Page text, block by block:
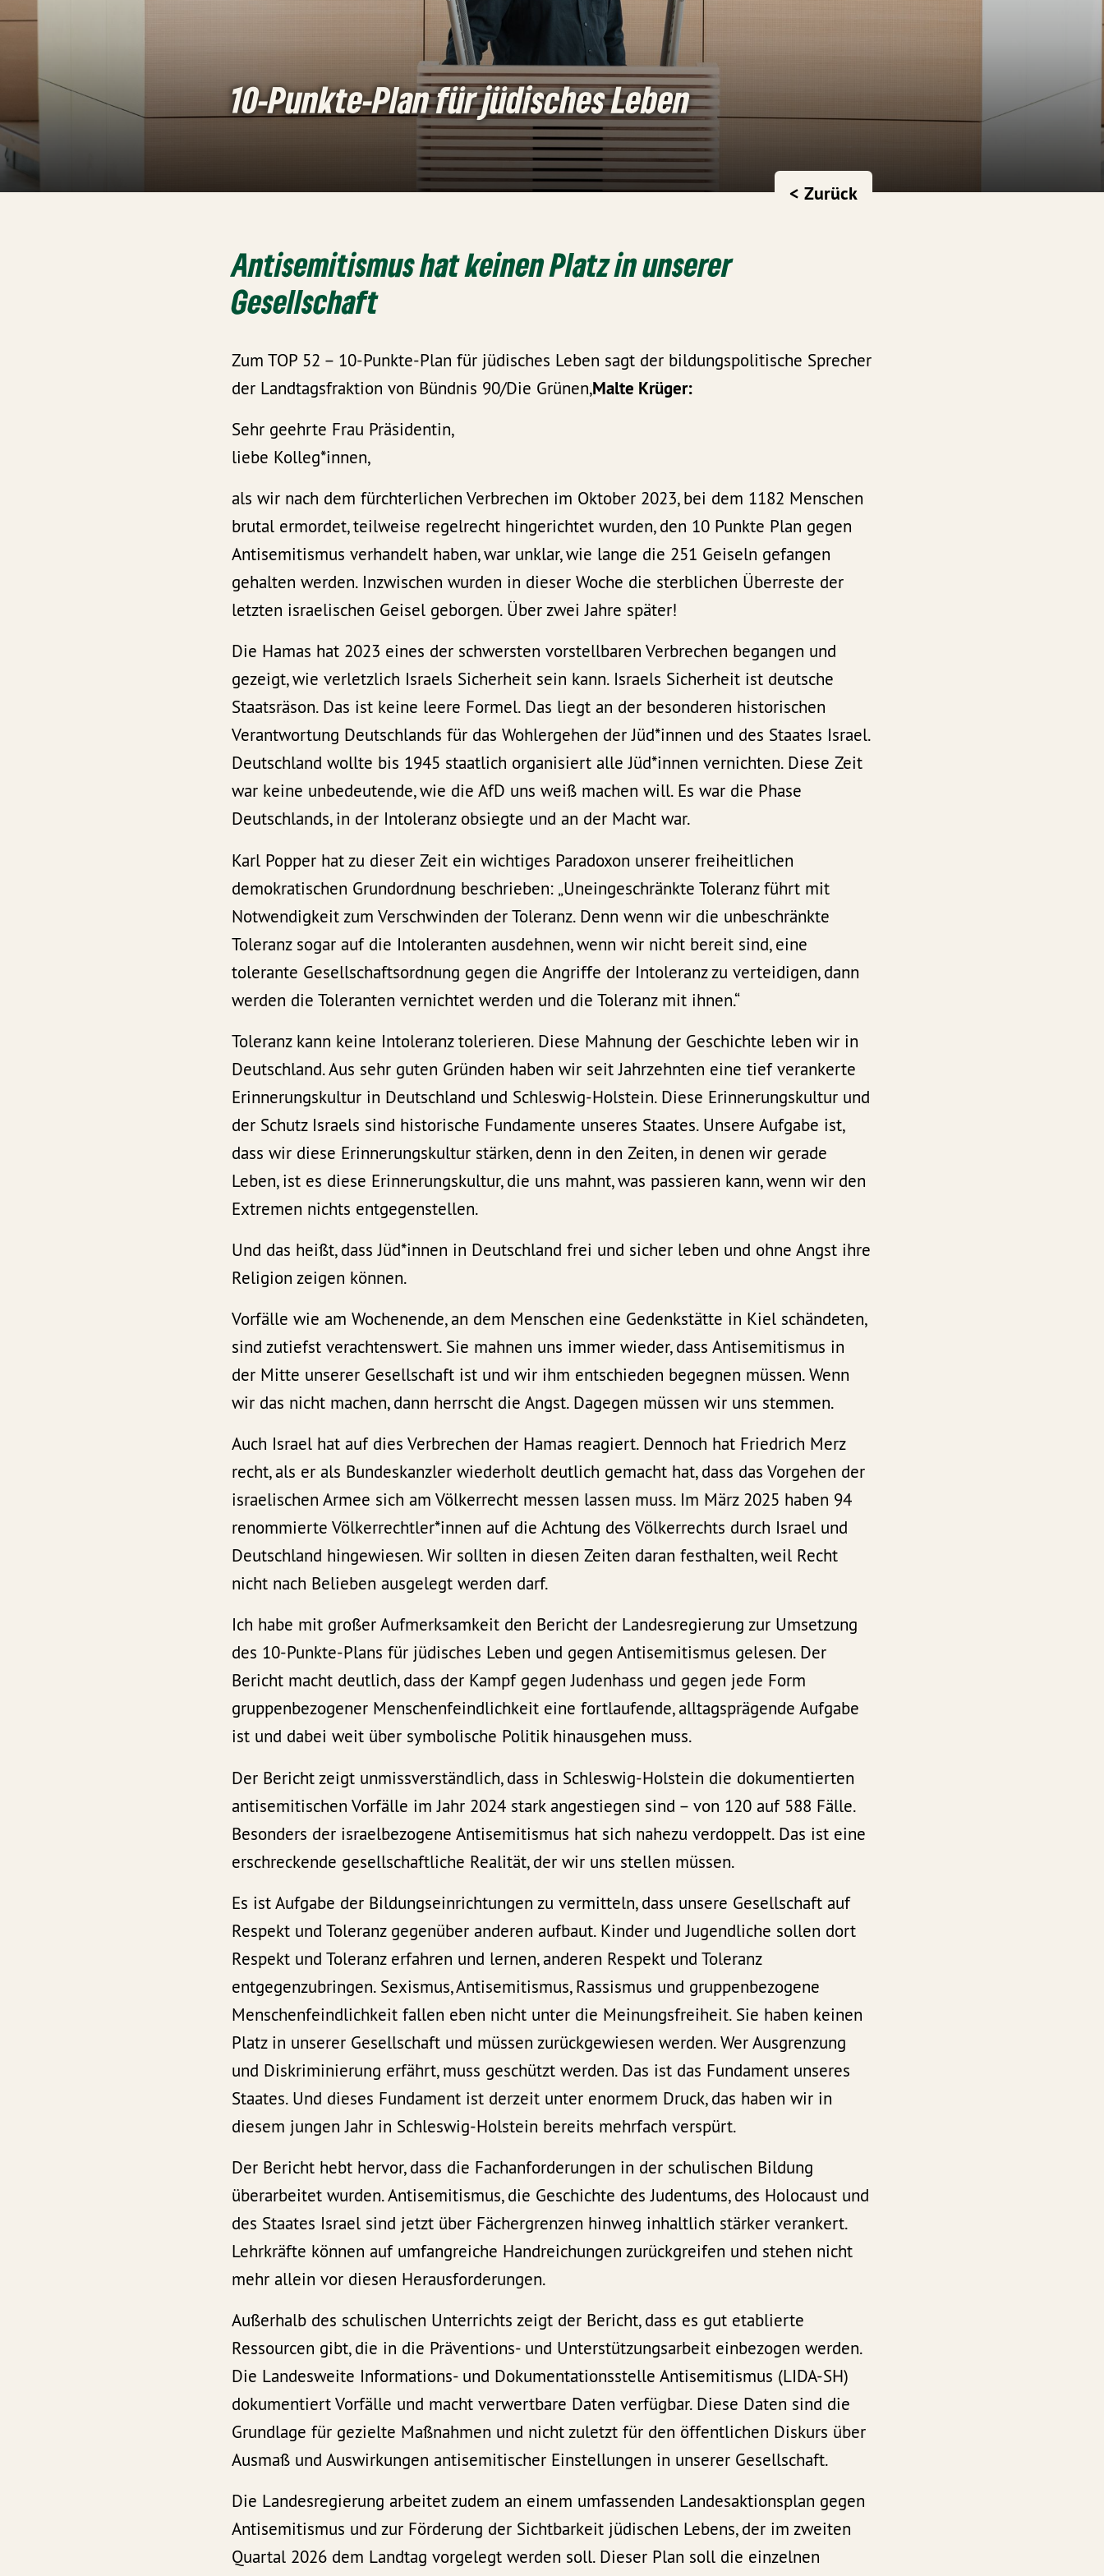
10-Punkte-Plan für jüdisches Leben
< Zurück
Antisemitismus hat keinen Platz in unserer
Gesellschaft
Zum TOP 52 – 10-Punkte-Plan für jüdisches Leben sagt der bildungspolitische Sprecher
der Landtagsfraktion von Bündnis 90/Die Grünen,Malte Krüger:
Sehr geehrte Frau Präsidentin,
liebe Kolleg*innen,
als wir nach dem fürchterlichen Verbrechen im Oktober 2023, bei dem 1182 Menschen
brutal ermordet, teilweise regelrecht hingerichtet wurden, den 10 Punkte Plan gegen
Antisemitismus verhandelt haben, war unklar, wie lange die 251 Geiseln gefangen
gehalten werden. Inzwischen wurden in dieser Woche die sterblichen Überreste der
letzten israelischen Geisel geborgen. Über zwei Jahre später!
Die Hamas hat 2023 eines der schwersten vorstellbaren Verbrechen begangen und
gezeigt, wie verletzlich Israels Sicherheit sein kann. Israels Sicherheit ist deutsche
Staatsräson. Das ist keine leere Formel. Das liegt an der besonderen historischen
Verantwortung Deutschlands für das Wohlergehen der Jüd*innen und des Staates Israel.
Deutschland wollte bis 1945 staatlich organisiert alle Jüd*innen vernichten. Diese Zeit
war keine unbedeutende, wie die AfD uns weiß machen will. Es war die Phase
Deutschlands, in der Intoleranz obsiegte und an der Macht war.
Karl Popper hat zu dieser Zeit ein wichtiges Paradoxon unserer freiheitlichen
demokratischen Grundordnung beschrieben: „Uneingeschränkte Toleranz führt mit
Notwendigkeit zum Verschwinden der Toleranz. Denn wenn wir die unbeschränkte
Toleranz sogar auf die Intoleranten ausdehnen, wenn wir nicht bereit sind, eine
tolerante Gesellschaftsordnung gegen die Angriffe der Intoleranz zu verteidigen, dann
werden die Toleranten vernichtet werden und die Toleranz mit ihnen.“
Toleranz kann keine Intoleranz tolerieren. Diese Mahnung der Geschichte leben wir in
Deutschland. Aus sehr guten Gründen haben wir seit Jahrzehnten eine tief verankerte
Erinnerungskultur in Deutschland und Schleswig-Holstein. Diese Erinnerungskultur und
der Schutz Israels sind historische Fundamente unseres Staates. Unsere Aufgabe ist,
dass wir diese Erinnerungskultur stärken, denn in den Zeiten, in denen wir gerade
Leben, ist es diese Erinnerungskultur, die uns mahnt, was passieren kann, wenn wir den
Extremen nichts entgegenstellen.
Und das heißt, dass Jüd*innen in Deutschland frei und sicher leben und ohne Angst ihre
Religion zeigen können.
Vorfälle wie am Wochenende, an dem Menschen eine Gedenkstätte in Kiel schändeten,
sind zutiefst verachtenswert. Sie mahnen uns immer wieder, dass Antisemitismus in
der Mitte unserer Gesellschaft ist und wir ihm entschieden begegnen müssen. Wenn
wir das nicht machen, dann herrscht die Angst. Dagegen müssen wir uns stemmen.
Auch Israel hat auf dies Verbrechen der Hamas reagiert. Dennoch hat Friedrich Merz
recht, als er als Bundeskanzler wiederholt deutlich gemacht hat, dass das Vorgehen der
israelischen Armee sich am Völkerrecht messen lassen muss. Im März 2025 haben 94
renommierte Völkerrechtler*innen auf die Achtung des Völkerrechts durch Israel und
Deutschland hingewiesen. Wir sollten in diesen Zeiten daran festhalten, weil Recht
nicht nach Belieben ausgelegt werden darf.
Ich habe mit großer Aufmerksamkeit den Bericht der Landesregierung zur Umsetzung
des 10-Punkte-Plans für jüdisches Leben und gegen Antisemitismus gelesen. Der
Bericht macht deutlich, dass der Kampf gegen Judenhass und gegen jede Form
gruppenbezogener Menschenfeindlichkeit eine fortlaufende, alltagsprägende Aufgabe
ist und dabei weit über symbolische Politik hinausgehen muss.
Der Bericht zeigt unmissverständlich, dass in Schleswig-Holstein die dokumentierten
antisemitischen Vorfälle im Jahr 2024 stark angestiegen sind – von 120 auf 588 Fälle.
Besonders der israelbezogene Antisemitismus hat sich nahezu verdoppelt. Das ist eine
erschreckende gesellschaftliche Realität, der wir uns stellen müssen.
Es ist Aufgabe der Bildungseinrichtungen zu vermitteln, dass unsere Gesellschaft auf
Respekt und Toleranz gegenüber anderen aufbaut. Kinder und Jugendliche sollen dort
Respekt und Toleranz erfahren und lernen, anderen Respekt und Toleranz
entgegenzubringen. Sexismus, Antisemitismus, Rassismus und gruppenbezogene
Menschenfeindlichkeit fallen eben nicht unter die Meinungsfreiheit. Sie haben keinen
Platz in unserer Gesellschaft und müssen zurückgewiesen werden. Wer Ausgrenzung
und Diskriminierung erfährt, muss geschützt werden. Das ist das Fundament unseres
Staates. Und dieses Fundament ist derzeit unter enormem Druck, das haben wir in
diesem jungen Jahr in Schleswig-Holstein bereits mehrfach verspürt.
Der Bericht hebt hervor, dass die Fachanforderungen in der schulischen Bildung
überarbeitet wurden. Antisemitismus, die Geschichte des Judentums, des Holocaust und
des Staates Israel sind jetzt über Fächergrenzen hinweg inhaltlich stärker verankert.
Lehrkräfte können auf umfangreiche Handreichungen zurückgreifen und stehen nicht
mehr allein vor diesen Herausforderungen.
Außerhalb des schulischen Unterrichts zeigt der Bericht, dass es gut etablierte
Ressourcen gibt, die in die Präventions- und Unterstützungsarbeit einbezogen werden.
Die Landesweite Informations- und Dokumentationsstelle Antisemitismus (LIDA-SH)
dokumentiert Vorfälle und macht verwertbare Daten verfügbar. Diese Daten sind die
Grundlage für gezielte Maßnahmen und nicht zuletzt für den öffentlichen Diskurs über
Ausmaß und Auswirkungen antisemitischer Einstellungen in unserer Gesellschaft.
Die Landesregierung arbeitet zudem an einem umfassenden Landesaktionsplan gegen
Antisemitismus und zur Förderung der Sichtbarkeit jüdischen Lebens, der im zweiten
Quartal 2026 dem Landtag vorgelegt werden soll. Dieser Plan soll die einzelnen